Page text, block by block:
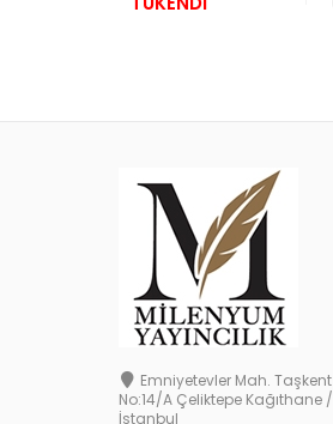
Emniyetevler Mah. Taşkent
No:14/A Çeliktepe Kağıthane /
İstanbul